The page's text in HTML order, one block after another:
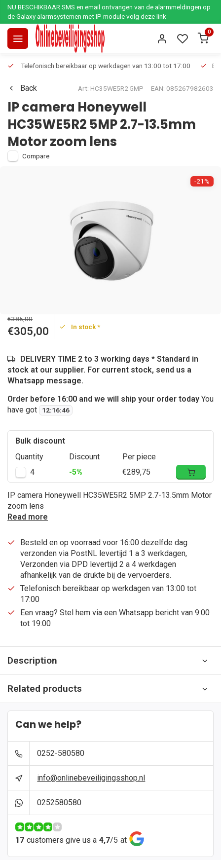
NU BESCHIKBAAR SMS en email ontvangen van de alarmmeldingen op
de Galaxy alarmsystemen met IP module volg deze link
0
Telefonisch bereikbaar op werkdagen van 13:00 tot 17:00
Back Art: HC35WE5R2 5MP EAN: 085267982603
IP camera Honeywell
HC35WE5R2 5MP 2.7-13.5mm
Motor zoom lens
Compare
-21%
€385,00
€305,00 In stock *
DELIVERY TIME 2 to 3 working days * Standard in
stock at our supplier. For current stock, send us a
Whatsapp message.
Order before 16:00 and we will ship your order today You
have got
12:16:46
Bulk discount
Quantity
Discount
Per piece
4
-5% €289,75
IP camera Honeywell HC35WE5R2 5MP 2.7-13.5mm Motor
zoom lens
Read more
Besteld en op voorraad voor 16:00 dezelfde dag
verzonden via PostNL levertijd 1 a 3 werkdagen,
Verzonden via DPD levertijd 2 a 4 werkdagen
afhankelijk van de drukte bij de vervoerders.
Telefonisch bereikbaar op werkdagen van 13:00 tot
17:00
Een vraag? Stel hem via een Whatsapp bericht van 9:00
tot 19:00
Description
Related products
Can we help?
0252-580580
info@onlinebeveiligingsshop.nl
0252580580
17 customers give us a 4,7/5 at